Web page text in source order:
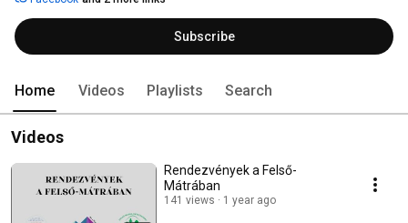
Subscribe
Home Videos Playlists Search
Videos
Rendezvények a Felső-
Mátrában
141 views 1 year ago